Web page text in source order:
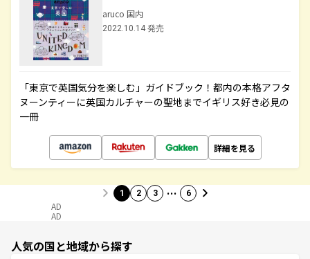
aruco 国内
2022.10.14 発売
「東京で英国気分を楽しむ」ガイドブック！都内の本格アフタ
ヌーンティーに英国カルチャーの聖地までイギリス好き必見の
一冊
詳細を見る
1 2 3 … 6
AD
AD
人気の国と地域から探す